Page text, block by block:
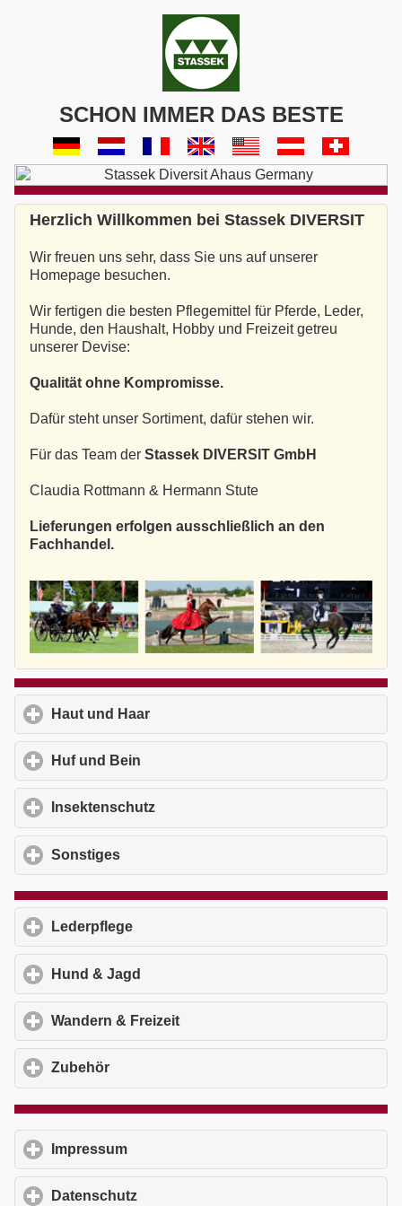
SCHON IMMER DAS BESTE
Herzlich Willkommen bei Stassek DIVERSIT
Wir freuen uns sehr, dass Sie uns auf unserer
Homepage besuchen.
Wir fertigen die besten Pflegemittel für Pferde, Leder,
Hunde, den Haushalt, Hobby und Freizeit getreu
unserer Devise:
Qualität ohne Kompromisse.
Dafür steht unser Sortiment, dafür stehen wir.
Für das Team der Stassek DIVERSIT GmbH
Claudia Rottmann & Hermann Stute
Lieferungen erfolgen ausschließlich an den
Fachhandel.
Haut und Haar
Huf und Bein
Insektenschutz
Sonstiges
Lederpflege
Hund & Jagd
Wandern & Freizeit
Zubehör
Impressum
Datenschutz